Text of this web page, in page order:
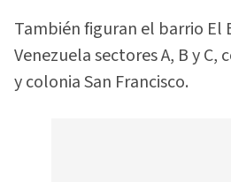
También figuran el barrio El
Venezuela sectores A, B y C,
y colonia San Francisco.